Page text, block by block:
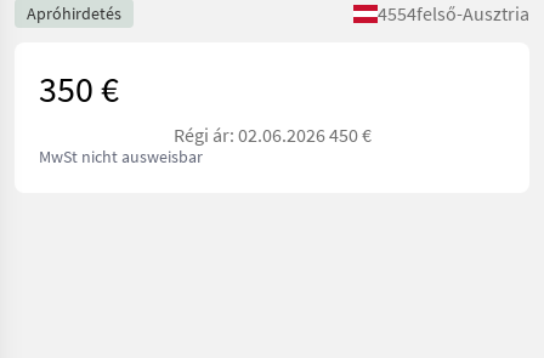
Apróhirdetés 4554felső-Ausztria
350 €
Régi ár: 02.06.2026 450 €
MwSt nicht ausweisbar